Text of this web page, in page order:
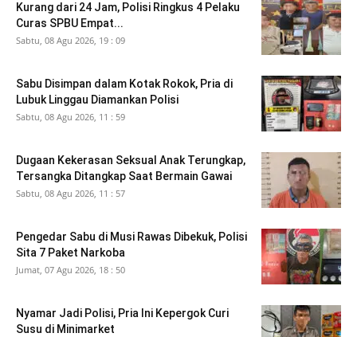
Kurang dari 24 Jam, Polisi Ringkus 4 Pelaku
Curas SPBU Empat...
Sabtu, 08 Agu 2026, 19 : 09
Sabu Disimpan dalam Kotak Rokok, Pria di
Lubuk Linggau Diamankan Polisi
Sabtu, 08 Agu 2026, 11 : 59
Dugaan Kekerasan Seksual Anak Terungkap,
Tersangka Ditangkap Saat Bermain Gawai
Sabtu, 08 Agu 2026, 11 : 57
Pengedar Sabu di Musi Rawas Dibekuk, Polisi
Sita 7 Paket Narkoba
Jumat, 07 Agu 2026, 18 : 50
Nyamar Jadi Polisi, Pria Ini Kepergok Curi
Susu di Minimarket